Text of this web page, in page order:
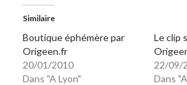
Similaire
Boutique éphémère par
Origeen.fr
20/01/2010
Dans "A Lyon"
Le clip
22/09/
Dans